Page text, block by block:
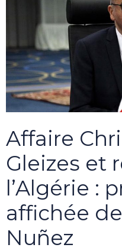
Affaire
Gleizes et
l’Algérie :
affichée
Nuñez